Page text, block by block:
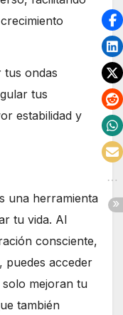
tus ondas
tus
estabilidad y
una herramienta
tu vida. Al
consciente,
puedes acceder
mejoran tu
también